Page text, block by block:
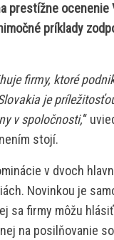
prestížne ocenenie
príklady
firmy, ktoré
je
v spoločnosti,“
stojí.
v dvoch
Novinkou je
sa firmy môžu
na posilňovanie